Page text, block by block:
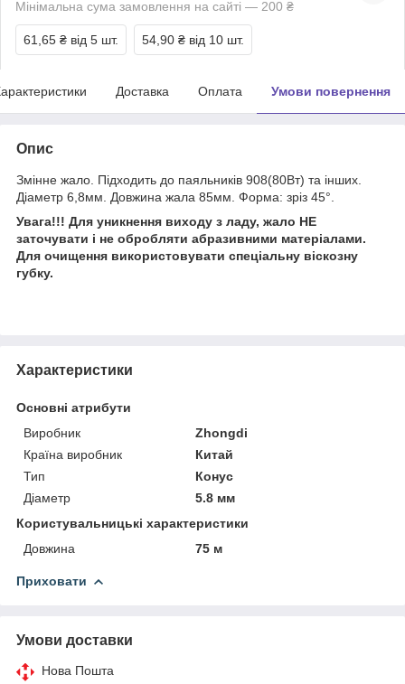
Мінімальна сума замовлення на сайті — 200 ₴
61,65 ₴ від 5 шт. 54,90 ₴ від 10 шт.
Доставка Оплата Умови повернення
Опис
Змінне жало. Підходить до паяльників 908(80Вт) та інших.
Діаметр 6,8мм. Довжина жала 85мм. Форма: зріз 45°.
Увага!!! Для уникнення виходу з ладу, жало НЕ
заточувати і не обробляти абразивними матеріалами.
Для очищення використовувати спеціальну віскозну
губку.
Характеристики
Основні атрибути
Виробник
Zhongdi
Країна виробник
Китай
Тип
Конус
Діаметр
5.8 мм
Користувальницькі характеристики
Довжина
75 м
Приховати
Умови доставки
Нова Пошта